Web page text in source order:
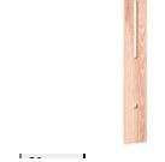
вноски на
Добавете
количката" и
вноски на